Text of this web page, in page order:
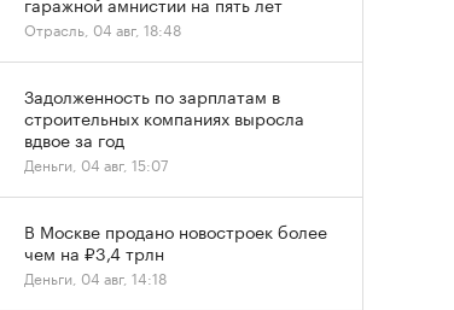
Отрасль, 04 авг, 18:48
Задолженность по зарплатам в
строительных компаниях выросла
вдвое за год
Деньги, 04 авг, 15:07
В Москве продано новостроек более
чем на ₽3,4 трлн
Деньги, 04 авг, 14:18